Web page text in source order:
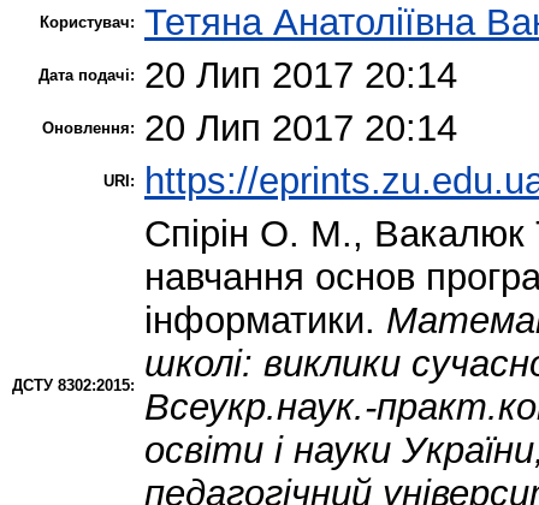
Користувач: Тетяна Анатоліївна
Дата подачі: 20 Лип 2017 20:14
Оновлення: 20 Лип 2017 20:14
URI: https://
ДСТУ 8302:2015:
Спірін О. М., Вакалюк
навчання основ
інформатики.
школі: виклики
Всеукр.наук.-
освіти і науки
педагогічний